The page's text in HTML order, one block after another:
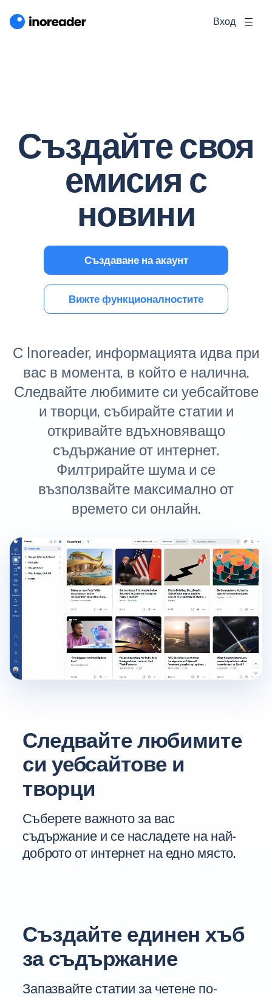
Вход
Създайте своя
емисия с
новини
С Inoreader, информацията идва при
вас в момента, в който е налична.
Следвайте любимите си уебсайтове
и творци, събирайте статии и
откривайте вдъхновяващо
съдържание от интернет.
Филтрирайте шума и се
възползвайте максимално от
времето си онлайн.
Създаване на акаунт
Вижте функционалностите
Следвайте любимите
си уебсайтове и
творци
Съберете важното за вас
съдържание и се насладете на най-
доброто от интернет на едно място.
Създайте единен хъб
за съдържание
Запазвайте статии за четене по-